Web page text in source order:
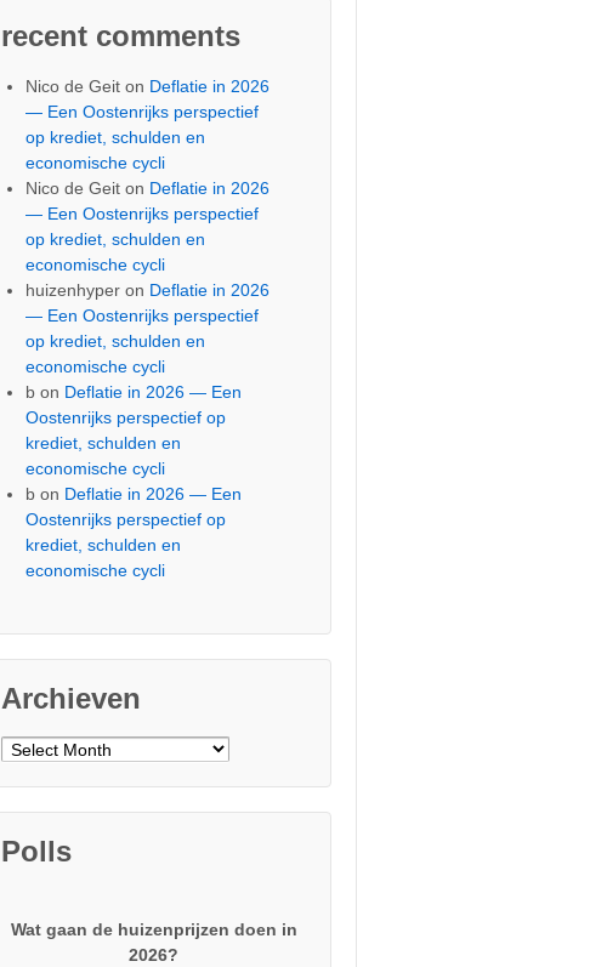
recent comments
Nico de Geit on Deflatie in 2026
— Een Oostenrijks perspectief
op krediet, schulden en
economische cycli
Nico de Geit on Deflatie in 2026
— Een Oostenrijks perspectief
op krediet, schulden en
economische cycli
huizenhyper on Deflatie in 2026
— Een Oostenrijks perspectief
op krediet, schulden en
economische cycli
b on Deflatie in 2026 — Een
Oostenrijks perspectief op
krediet, schulden en
economische cycli
b on Deflatie in 2026 — Een
Oostenrijks perspectief op
krediet, schulden en
economische cycli
Archieven
Archieven
Polls
Wat gaan de huizenprijzen doen in
2026?